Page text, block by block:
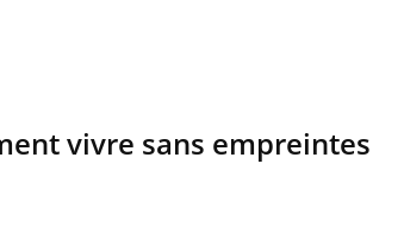
vivre sans empreintes